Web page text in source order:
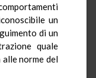
un
di un
quale
norme del